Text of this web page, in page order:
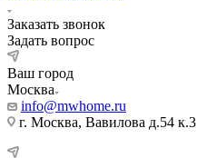
Заказать звонок
Задать вопрос
Ваш город
Москва
info@mwhome.ru
г. Москва, Вавилова д.54 к.3